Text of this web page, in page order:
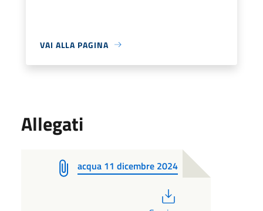
VAI ALLA PAGINA
Allegati
acqua 11 dicembre 2024